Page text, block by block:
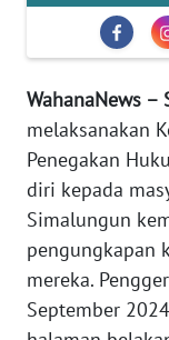
WahanaNews –
melaksanakan
Penegakan
diri kepada
Simalungun
pengungkapan
mereka.
September
SUMUT
WN
JAKARTA
JABAR
WN